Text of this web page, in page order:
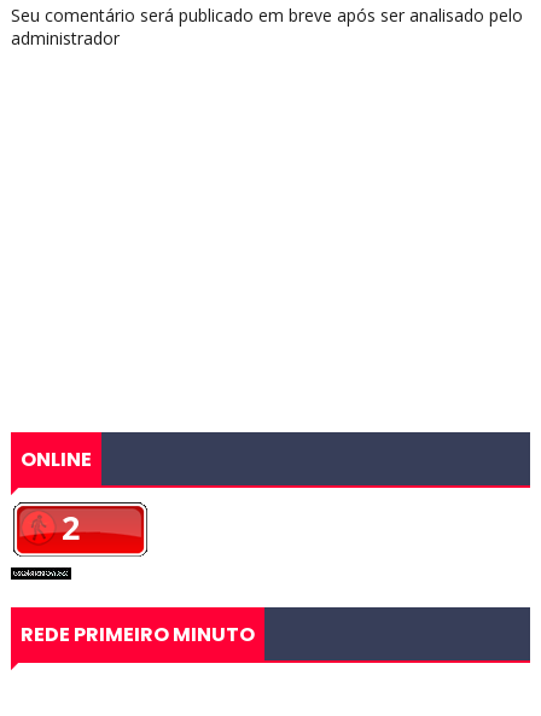
Seu comentário será publicado em breve após ser analisado pelo
administrador
ONLINE
REDE PRIMEIRO MINUTO